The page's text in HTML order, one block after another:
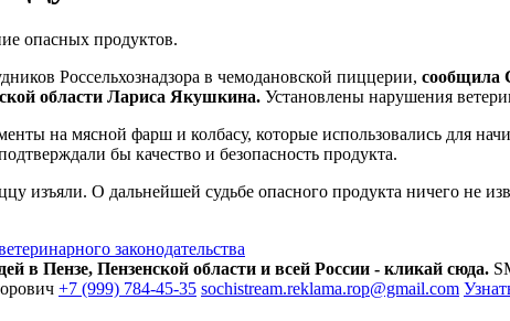
опасных продуктов.
Россельхознадзора в чемодановской пиццерии, сообщила
области Лариса Якушкина. Установлены нарушения
на мясной фарш и колбасу, которые использовались для
бы качество и безопасность продукта.
изъяли. О дальнейшей судьбе опасного продукта ничего не
законодательства
в Пензе, Пензенской области и всей России - кликай сюда.
+7 (999) 784-45-35 sochistream.reklama.rop@gmail.com